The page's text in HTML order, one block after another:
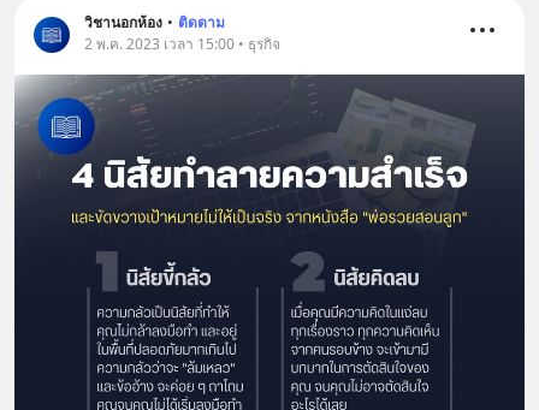
วิชานอกห้อง • ติดตาม
2 พ.ค. 2023 เวลา 15:00 • ธุรกิจ